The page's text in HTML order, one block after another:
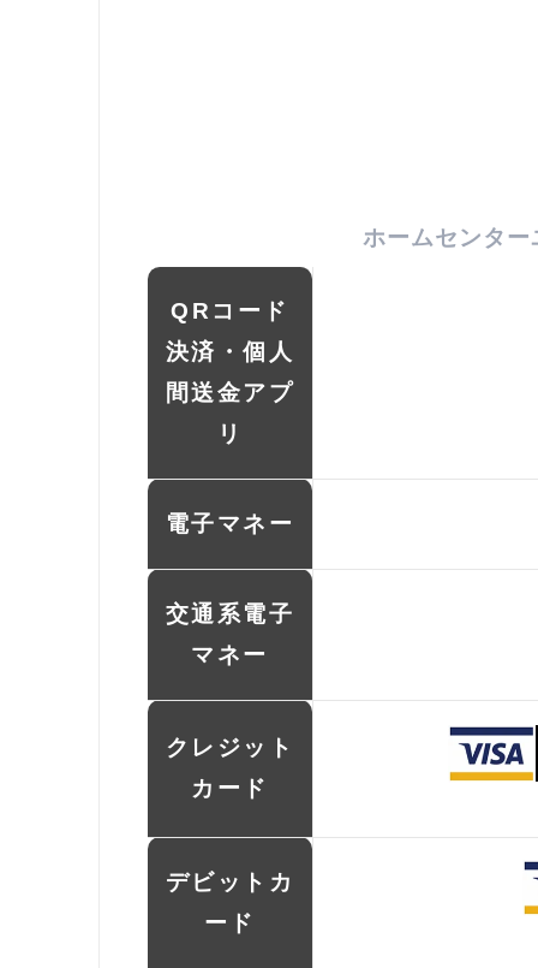
ホームセンタ
QRコード
決済・個人
間送金アプ
リ
電子マネー
交通系電子
マネー
クレジット
カード
デビットカ
ード